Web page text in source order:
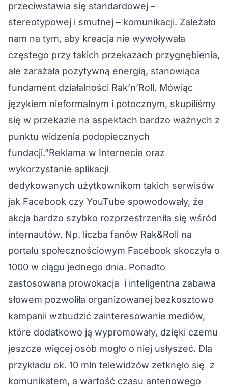
przeciwstawia się standardowej –
stereotypowej i smutnej – komunikacji. Zależało
nam na tym, aby kreacja nie wywoływała
częstego przy takich przekazach przygnębienia,
ale zarażała pozytywną energią, stanowiąca
fundament działalności Rak’n’Roll. Mówiąc
językiem nieformalnym i potocznym, skupiliśmy
się w przekazie na aspektach bardzo ważnych z
punktu widzenia podopiecznych
fundacji.”Reklama w Internecie oraz
wykorzystanie aplikacji
dedykowanych użytkownikom takich serwisów
jak Facebook czy YouTube spowodowały, że
akcja bardzo szybko rozprzestrzeniła się wśród
internautów. Np. liczba fanów Rak&Roll na
portalu społecznościowym Facebook skoczyła o
1000 w ciągu jednego dnia. Ponadto
zastosowana prowokacja i inteligentna zabawa
słowem pozwoliła organizowanej bezkosztowo
kampanii wzbudzić zainteresowanie mediów,
które dodatkowo ją wypromowały, dzięki czemu
jeszcze więcej osób mogło o niej usłyszeć. Dla
przykładu ok. 10 mln telewidzów zetknęło się z
komunikatem, a wartość czasu antenowego